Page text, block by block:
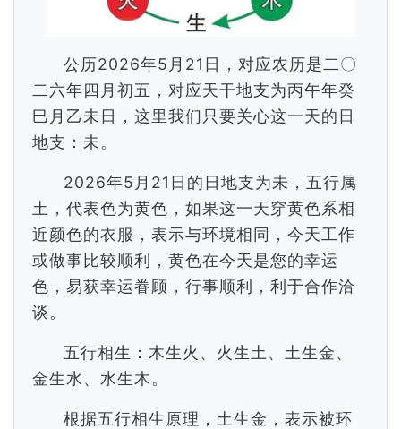
公历2026年5月21日，对应农历是二〇
二六年四月初五，对应天干地支为丙午年癸
巳月乙未日，这里我们只要关心这一天的日
地支：未。
2026年5月21日的日地支为未，五行属
土，代表色为黄色，如果这一天穿黄色系相
近颜色的衣服，表示与环境相同，今天工作
或做事比较顺利，黄色在今天是您的幸运
色，易获幸运眷顾，行事顺利，利于合作洽
谈。
五行相生：木生火、火生土、土生金、
金生水、水生木。
根据五行相生原理，土生金，表示被环